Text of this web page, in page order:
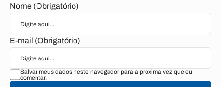
Nome (Obrigatório)
E-mail (Obrigatório)
Salvar meus dados neste navegador para a próxima vez que eu
comentar.